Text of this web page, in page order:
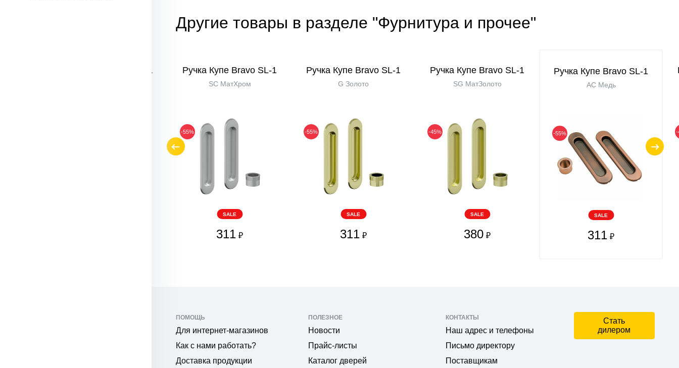
Другие товары в разделе "Фурнитура и прочее"
Ручка Купе Bravo SL-1 Ручка Купе Bravo SL-1
SC МатХром
-55%
SALE
311 ₽
Ручка Купе Bravo SL-1
G Золото
-55%
SALE
311 ₽
Ручка Купе Bravo SL-1
SG МатЗолото
-45%
SALE
380 ₽
Ручка Купе Bravo SL-1
AC Медь
-55%
SALE
311 ₽
-
ПОМОЩЬ
Для интернет-магазинов
Как с нами работать?
Доставка продукции
ПОЛЕЗНОЕ
Новости
Прайс-листы
Каталог дверей
КОНТАКТЫ
Наш адрес и телефоны
Письмо директору
Поставщикам
Стать
дилером